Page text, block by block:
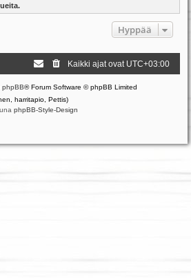
Hyppää
Kaikki ajat ovat UTC+03:00
phpBB® Forum Software © phpBB Limited
harritapio, Pettis)
phpBB-Style-Design